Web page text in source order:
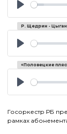
Р. Щедрин -
«Половецкие
Госоркестр РБ
рамках